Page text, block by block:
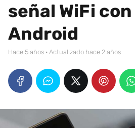
señal WiFi
Android
hace 5 años · Actualizado hace 2 años